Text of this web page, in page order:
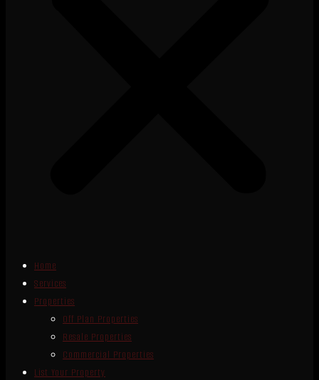
Home
Services
Properties
Off Plan Properties
Resale Properties
Commercial Properties
List Your Property